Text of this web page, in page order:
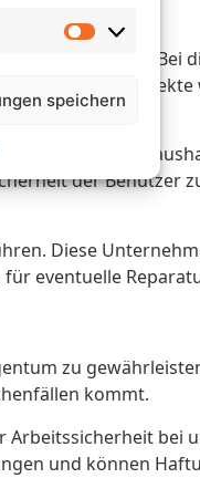
speichern
gewährleisten. Bei
Aspekte
zu vermeiden.
wie
der Benutzer
Diese
eventuelle
zu
kommt.
bei
und können